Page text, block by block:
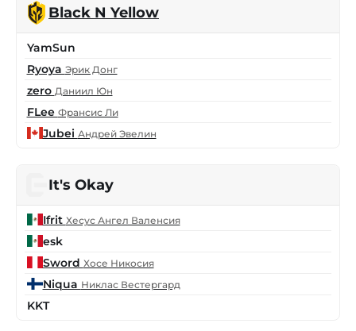
Black N Yellow
YamSun
Ryoya Эрик Донг
zero Даниил Юн
FLee Франсис Ли
Jubei Андрей Эвелин
It's Okay
Ifrit Хесус Ангел Валенсия
esk
Sword Хосе Никосия
Niqua Никлас Вестергард
KKT